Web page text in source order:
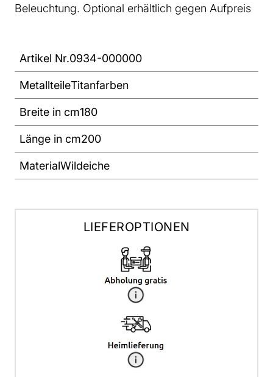
Beleuchtung. Optional erhältlich gegen Aufpreis
Artikel Nr.0934-000000
MetallteileTitanfarben
Breite in cm180
Länge in cm200
MaterialWildeiche
LIEFEROPTIONEN